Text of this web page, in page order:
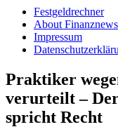
Festgeldrechner
About
Impressum
Praktiker
verurteilt –
spricht Recht